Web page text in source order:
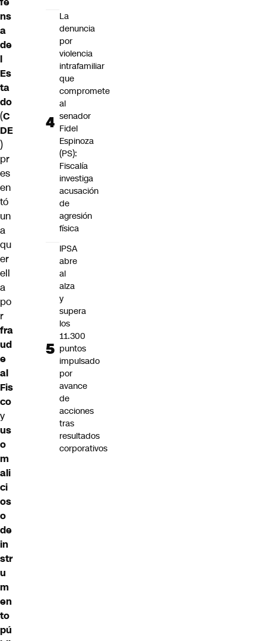
ns
a
de
l
Es
ta
do
(C
DE
)
pr
es
en
tó
un
a
qu
er
ell
a
po
r
fra
ud
e
al
Fis
co
y
us
o
m
ali
ci
os
o
de
in
str
u
m
en
to
pú
La
denuncia
por
violencia
intrafamiliar
que
compromete
al
senador
Fidel
Espinoza
(PS):
Fiscalía
investiga
acusación
de
agresión
física
IPSA
abre
al
alza
y
supera
los
11.300
puntos
impulsado
por
avance
de
acciones
tras
resultados
corporativos